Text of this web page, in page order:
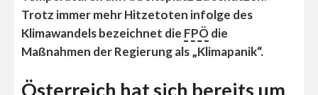
Trotz immer mehr Hitzetoten infolge des
Klimawandels bezeichnet die FPÖdie
Maßnahmen der Regierung als „Klimapanik“.
Österreich hat sich bereits um